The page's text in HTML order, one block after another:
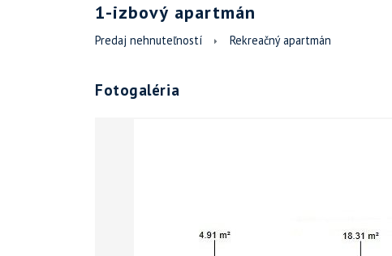
1-izbový apartmán
Predaj nehnuteľností Rekreačný apartmán
Fotogaléria